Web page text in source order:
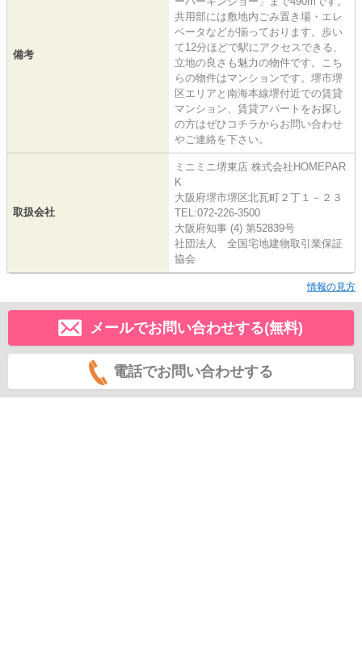
備考
共用部には敷地内ごみ置き場・エレ
ベータなどが揃っております。歩い
て12分ほどで駅にアクセスできる、
立地の良さも魅力の物件です。こち
らの物件はマンションです。堺市堺
区エリアと南海本線堺付近での賃貸
マンション、賃貸アパートをお探し
の方はぜひコチラからお問い合わせ
やご連絡を下さい。
取扱会社
ミニミニ堺東店 株式会社HOMEPAR
K
大阪府堺市堺区北瓦町２丁１－２３
TEL:072-226-3500
大阪府知事 (4) 第52839号
社団法人 全国宅地建物取引業保証
協会
情報の見方
メールでお問い合わせする(無料)
電話でお問い合わせする